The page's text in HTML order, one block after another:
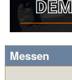
Messen